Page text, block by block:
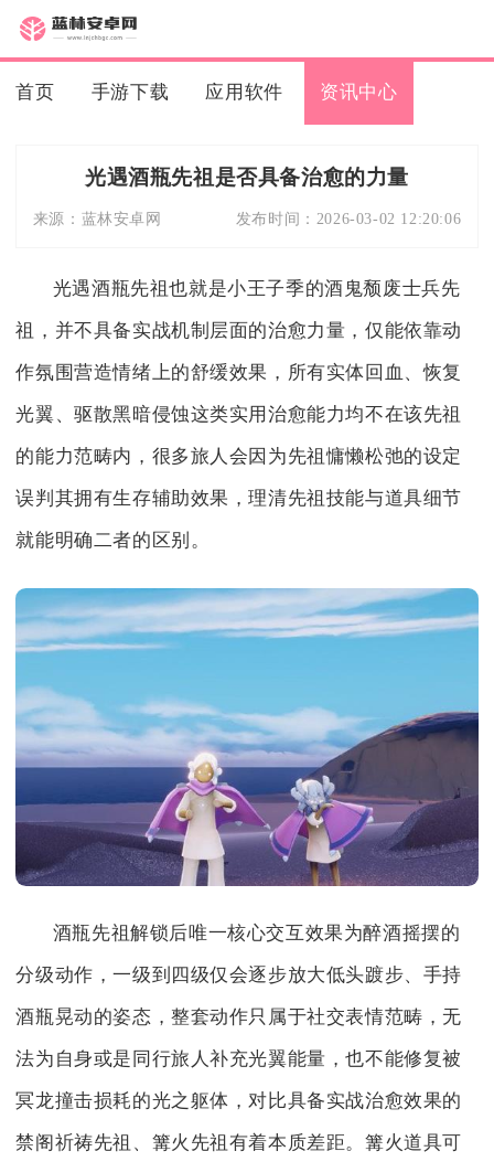
首页 手游下载 应用软件 资讯中心
光遇酒瓶先祖是否具备治愈的力量
来源： 蓝林安卓网 发布时间： 2026-03-02 12:20:06
光遇酒瓶先祖也就是小王子季的酒鬼颓废士兵先
祖，并不具备实战机制层面的治愈力量，仅能依靠动
作氛围营造情绪上的舒缓效果，所有实体回血、恢复
光翼、驱散黑暗侵蚀这类实用治愈能力均不在该先祖
的能力范畴内，很多旅人会因为先祖慵懒松弛的设定
误判其拥有生存辅助效果，理清先祖技能与道具细节
就能明确二者的区别。
酒瓶先祖解锁后唯一核心交互效果为醉酒摇摆的
分级动作，一级到四级仅会逐步放大低头踱步、手持
酒瓶晃动的姿态，整套动作只属于社交表情范畴，无
法为自身或是同行旅人补充光翼能量，也不能修复被
冥龙撞击损耗的光之躯体，对比具备实战治愈效果的
禁阁祈祷先祖、篝火先祖有着本质差距。篝火道具可